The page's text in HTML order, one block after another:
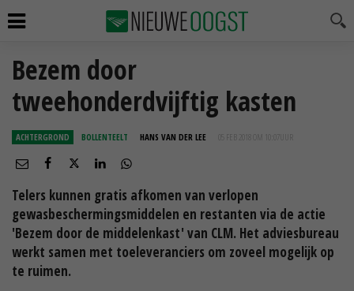
Bezem door
tweehonderdvijftig kasten
ACHTERGROND BOLLENTEELT HANS VAN DER LEE 05 FEB 2018 OM 10:07
Telers kunnen gratis afkomen van verlopen
gewasbeschermingsmiddelen en restanten via de actie
'Bezem door de middelenkast' van CLM. Het adviesbureau
werkt samen met toeleveranciers om zoveel mogelijk op
te ruimen.